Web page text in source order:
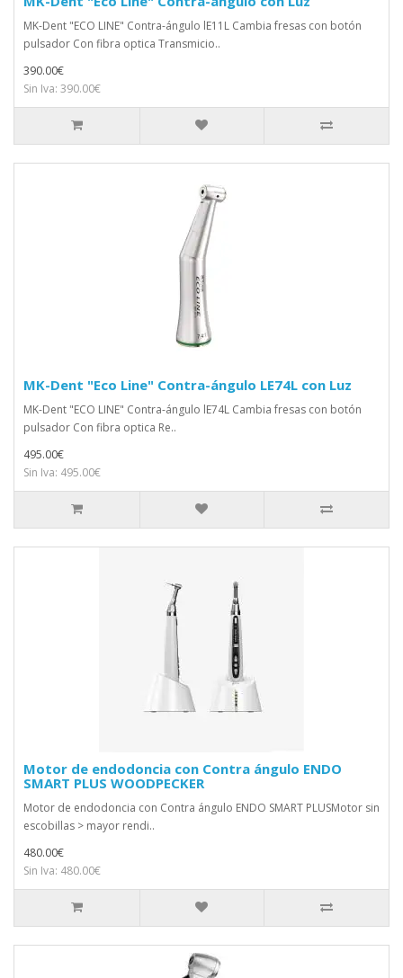
MK-Dent "ECO LINE" Contra-ángulo lE11L Cambia fresas con botón
pulsador Con fibra optica Transmicio..
390.00€
Sin Iva: 390.00€
MK-Dent "Eco Line" Contra-ángulo LE74L con Luz
MK-Dent "ECO LINE" Contra-ángulo lE74L Cambia fresas con botón
pulsador Con fibra optica Re..
495.00€
Sin Iva: 495.00€
Motor de endodoncia con Contra ángulo ENDO
SMART PLUS WOODPECKER
Motor de endodoncia con Contra ángulo ENDO SMART PLUSMotor sin
escobillas > mayor rendi..
480.00€
Sin Iva: 480.00€